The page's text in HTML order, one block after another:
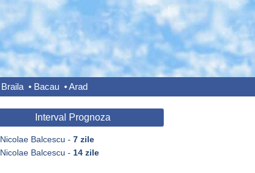
Braila • Bacau •Arad
Interval Prognoza
Nicolae Balcescu - 7 zile
Nicolae Balcescu - 14 zile